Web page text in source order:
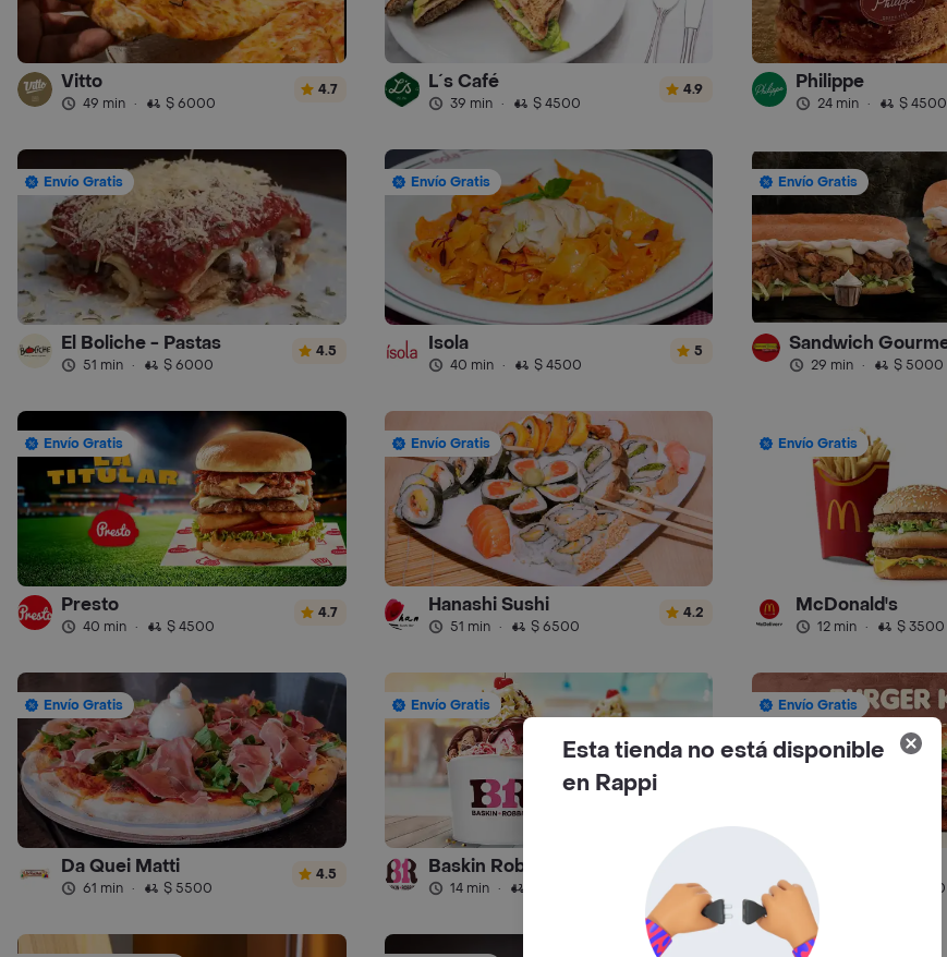
Vitto
49 min · $ 6000
4.7 L´s Café
39 min · $ 4500
4.9 Philippe
24 min · $ 4500
Envío Gratis
El Boliche - Pastas
51 min · $ 6000
4.5
Envío Gratis
Isola
40 min · $ 4500
5
Envío Gratis
29 min · $ 5000
Envío Gratis
Presto
40 min · $ 4500
4.7
Envío Gratis
Hanashi Sushi
51 min · $ 6500
4.2
Envío Gratis
McDonald's
12 min · $ 3500
Envío Gratis
Da Quei Matti
61 min · $ 5500
4.5
Envío Gratis
Baskin Robbins
14 min ·
Envío Gratis
Burger King
$ 4500
Esta tienda no está disponible
en Rappi